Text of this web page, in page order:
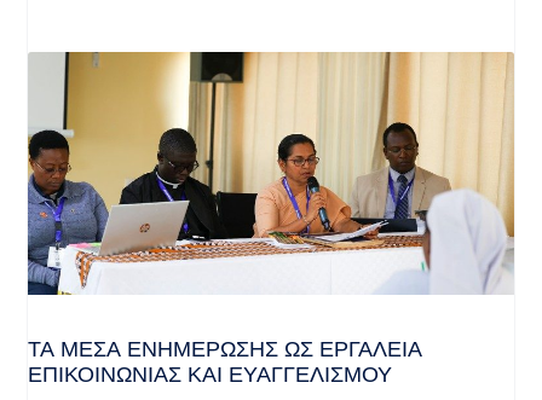
ΤΑ ΜΈΣΑ ΕΝΗΜΈΡΩΣΗΣ ΩΣ ΕΡΓΑΛΕΊΑ
ΕΠΙΚΟΙΝΩΝΊΑΣ ΚΑΙ ΕΥΑΓΓΕΛΙΣΜΟΎ